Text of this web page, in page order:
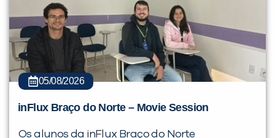
05/08/2026
inFlux Braço do Norte – Movie Session
Os alunos da inFlux Braço do Norte